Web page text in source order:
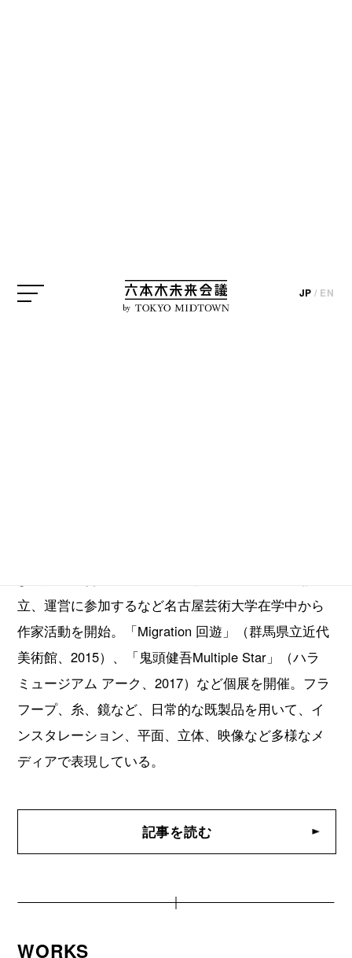
by
JP / EN
アーティスト
鬼頭健吾
立、運営に参加するなど名古屋芸術大学在学中から
作家活動を開始。「Migration 回遊」（群馬県立近代
美術館、2015）、「鬼頭健吾Multiple Star」（ハラ
ミュージアム アーク、2017）など個展を開催。フラ
フープ、糸、鏡など、日常的な既製品を用いて、イ
ンスタレーション、平面、立体、映像など多様なメ
ディアで表現している。
記事を読む
WORKS